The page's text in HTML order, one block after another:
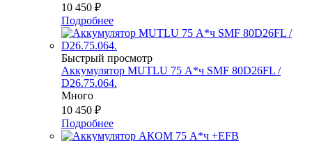
10 450 ₽
Подробнее
Быстрый просмотр
Аккумулятор MUTLU 75 А*ч SMF 80D26FL /
D26.75.064.
Много
10 450 ₽
Подробнее